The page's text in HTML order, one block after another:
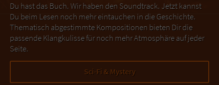
Du hast das Buch. Wir haben den Soundtrack. Jetzt kannst
Du beim Lesen noch mehr eintauchen in die Geschichte.
Thematisch abgestimmte Kompositionen bieten Dir die
passende Klangkulisse für noch mehr Atmosphäre auf jeder
Seite.
Sci-Fi & Mystery